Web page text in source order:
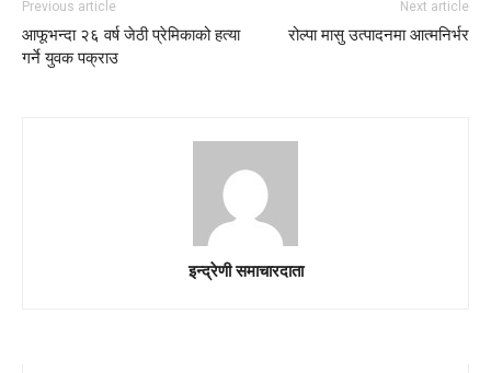
Previous article
आफूभन्दा २६ वर्ष जेठी प्रेमिकाको हत्या
गर्ने युवक पक्राउ
Next article
रोल्पा मासु उत्पादनमा आत्मनिर्भर
इन्द्रेणी समाचारदाता